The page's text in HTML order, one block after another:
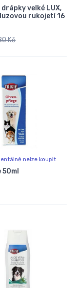
drápky velké LUX,
rukojetí 16
Kč
nelze koupit
50ml